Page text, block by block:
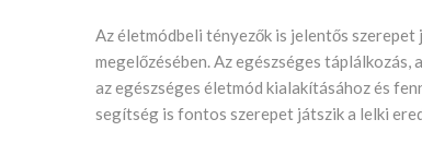
Az életmódbeli tényezők is jelentős
megelőzésében. Az egészséges
az egészséges életmód kialakításához és
segítség is fontos szerepet játszik a lelki